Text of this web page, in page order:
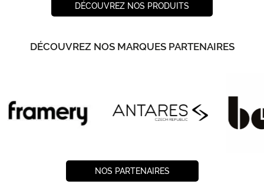
DÉCOUVREZ NOS PRODUITS
DÉCOUVREZ NOS MARQUES PARTENAIRES
NOS PARTENAIRES